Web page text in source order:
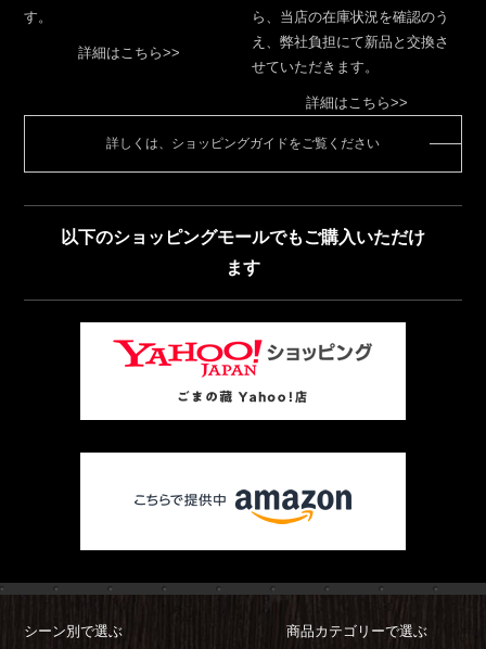
す。
詳細はこちら>>
ら、当店の在庫状況を確認のう
え、弊社負担にて新品と交換さ
せていただきます。
詳細はこちら>>
詳しくは、ショッピングガイドをご覧ください
以下のショッピングモールでもご購入いただけ
ます
シーン別で選ぶ 商品カテゴリーで選ぶ